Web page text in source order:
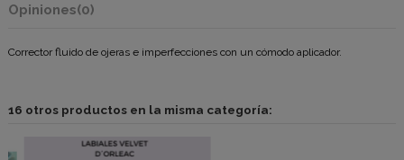
Opiniones(0)
Corrector fluido de ojeras e imperfecciones con un cómodo aplicador.
16 otros productos en la misma categoría: